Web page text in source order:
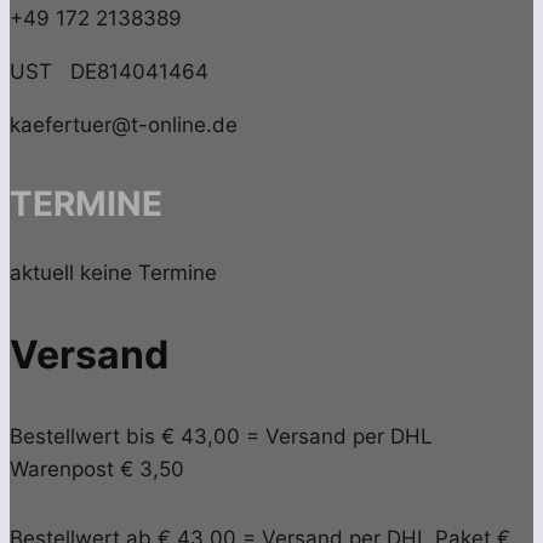
+49 172 2138389
UST DE814041464
kaefertuer@t-online.de
TERMINE
aktuell keine Termine
Versand
Bestellwert bis € 43,00 = Versand per DHL
Warenpost € 3,50